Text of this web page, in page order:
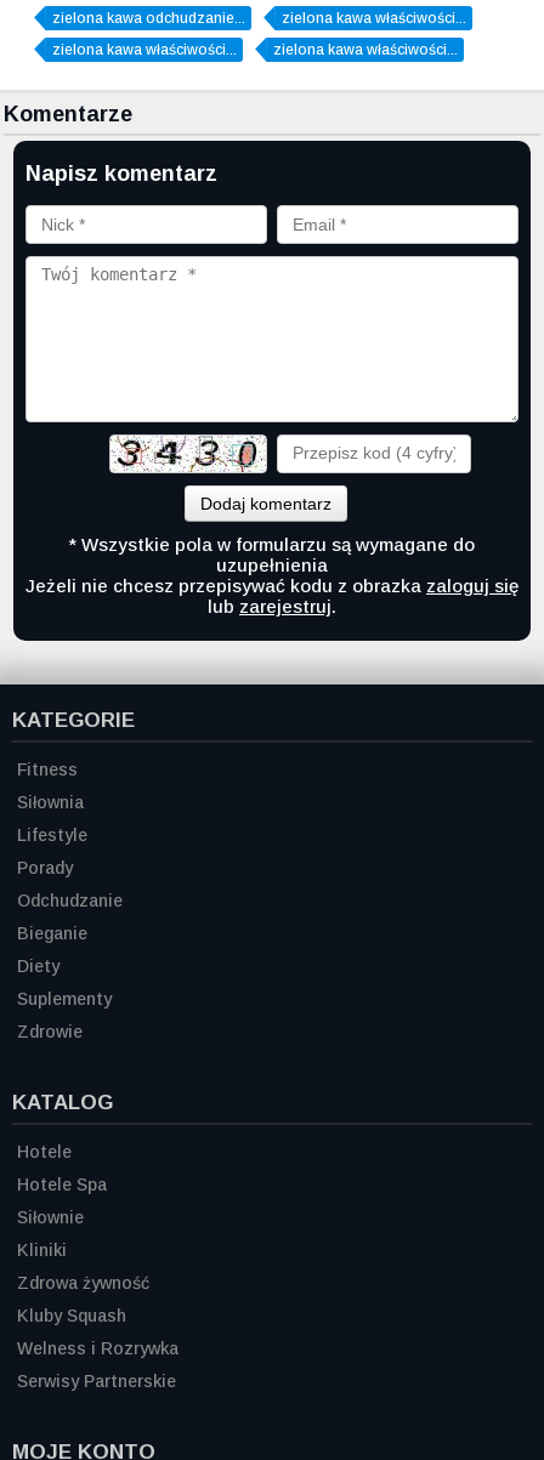
zielona kawa odchudzanie...
zielona kawa właściwości...
zielona kawa właściwości...
zielona kawa właściwości...
Komentarze
Napisz komentarz
Dodaj komentarz
* Wszystkie pola w formularzu są wymagane do
uzupełnienia
Jeżeli nie chcesz przepisywać kodu z obrazka zaloguj się
lub zarejestruj.
KATEGORIE
Fitness
Siłownia
Lifestyle
Porady
Odchudzanie
Bieganie
Diety
Suplementy
Zdrowie
KATALOG
Hotele
Hotele Spa
Siłownie
Kliniki
Zdrowa żywność
Kluby Squash
Welness i Rozrywka
Serwisy Partnerskie
MOJE KONTO